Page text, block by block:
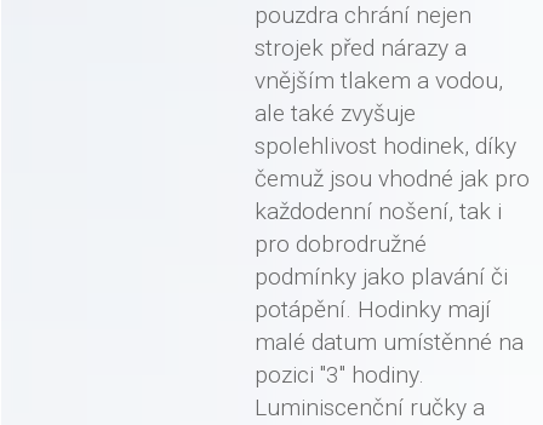
pouzdra chrání nejen
strojek před nárazy a
vnějším tlakem a vodou,
ale také zvyšuje
spolehlivost hodinek, díky
čemuž jsou vhodné jak pro
každodenní nošení, tak i
pro dobrodružné
podmínky jako plavání či
potápění. Hodinky mají
malé datum umístěnné na
pozici "3" hodiny.
Luminiscenční ručky a